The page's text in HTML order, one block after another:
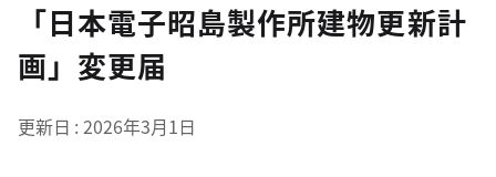
「日本電子昭島製作所建物更新計
画」変更届
更新日 2026年3月1日